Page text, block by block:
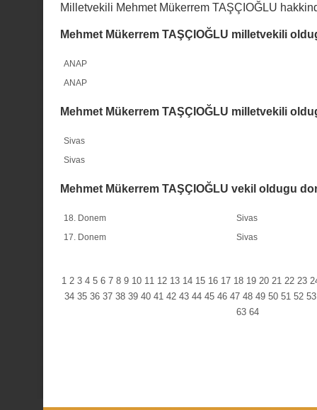
Milletvekili Mehmet Mükerrem TAŞÇIOĞLU
Mehmet Mükerrem TAŞÇIOĞLU milletvekili
ANAP
ANAP
Mehmet Mükerrem TAŞÇIOĞLU milletvekili
Sivas
Sivas
Mehmet Mükerrem TAŞÇIOĞLU vekil oldugu
18. Donem
Sivas
17. Donem
Sivas
1 2 3 4 5 6 7 8 9 10 11 12 13 14 15 16 17 18 19 20 21 22 23
34 35 36 37 38 39 40 41 42 43 44 45 46 47 48 49 50 51 52 53
63 64